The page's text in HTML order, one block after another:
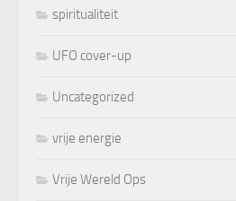
spiritualiteit
UFO cover-up
Uncategorized
vrije energie
Vrije Wereld Ops